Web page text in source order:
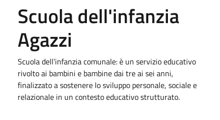
Scuola dell'infanzia
Agazzi
Scuola dell’infanzia comunale: è un servizio educativo
rivolto ai bambini e bambine dai tre ai sei anni,
finalizzato a sostenere lo sviluppo personale, sociale e
relazionale in un contesto educativo strutturato.